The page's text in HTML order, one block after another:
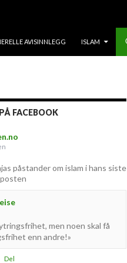
AVISINNLEGG ISLAM
FACEBOOK
påstander om islam i hans siste
men noen skal få
enn andre!»
Del